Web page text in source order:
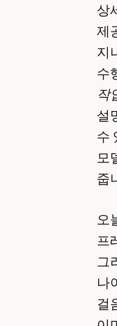
상
제
지
수
작
설
수
모
줍
오
프
그
나
걸